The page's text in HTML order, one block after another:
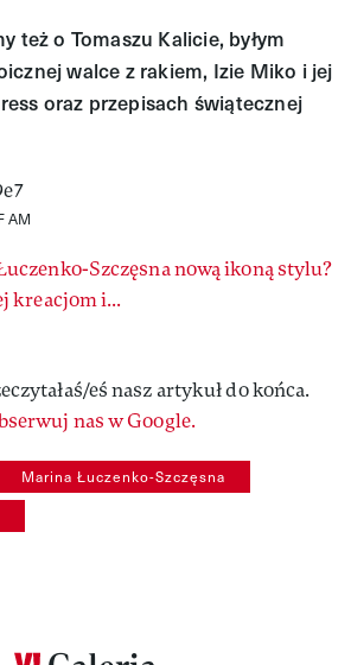
też o Tomaszu Kalicie, byłym
walce z rakiem, Izie Miko i jej
oraz przepisach świątecznej
AM
Szczęsna nową ikoną stylu?
kreacjom i...
eś nasz artykuł do końca.
nas w Google.
Marina Łuczenko-Szczęsna